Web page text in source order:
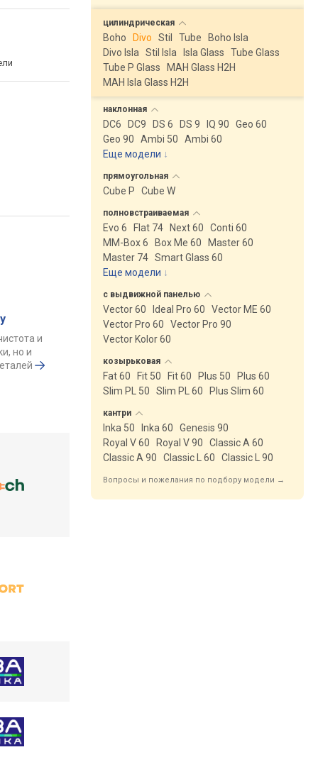
и
но и
цилиндрическая
Boho Divo Stil Tube
Boho Isla
Divo Isla
Stil Isla Isla Glass
Tube Glass
Tube P Glass
MAH Glass H2H
MAH Isla Glass H2H
наклонная
DC6 DC9 DS 6 DS 9 IQ 90
Geo 60
Geo 90
Ambi 50
Ambi 60
Еще модели ↓
прямоугольная
Cube P Cube W
полновстраиваемая
Evo 6 Flat 74 Next 60
Conti 60
MM-Box 6
Box Me 60
Master 60
Master 74 Smart Glass 60
Еще модели ↓
с выдвижной панелью
Vector 60 Ideal Pro 60
Vector ME 60
Vector Pro 60
Vector Pro 90
Vector Kolor 60
козырьковая
Fat 60 Fit 50 Fit 60 Plus 50
Plus 60
Slim PL 50
Slim PL 60 Plus Slim 60
кантри
Inka 50 Inka 60
Genesis 90
Royal V 60
Royal V 90
Classic A 60
Classic A 90
Classic L 60 Classic L 90
Вопросы и пожелания по подбору модели →